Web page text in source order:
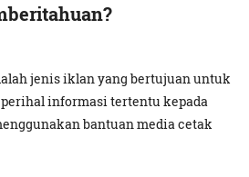
jenis iklan yang bertujuan untuk
informasi tertentu kepada
bantuan media cetak